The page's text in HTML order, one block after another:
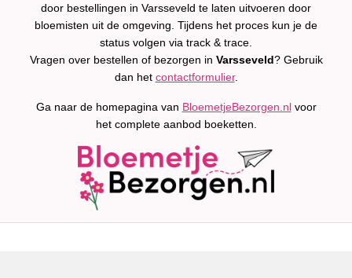
door bestellingen in Varsseveld te laten uitvoeren door
bloemisten uit de omgeving. Tijdens het proces kun je de
status volgen via track & trace.
Vragen over bestellen of bezorgen in Varsseveld? Gebruik
dan het contactformulier.
Ga naar de homepagina van BloemetjeBezorgen.nlvoor
het complete aanbod boeketten.